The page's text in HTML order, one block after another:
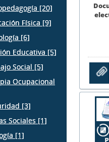
[20]
Física [9]
[6]
Educativa [5]
Social [5]
Ocupacional
[3]
Sociales [1]
[1]